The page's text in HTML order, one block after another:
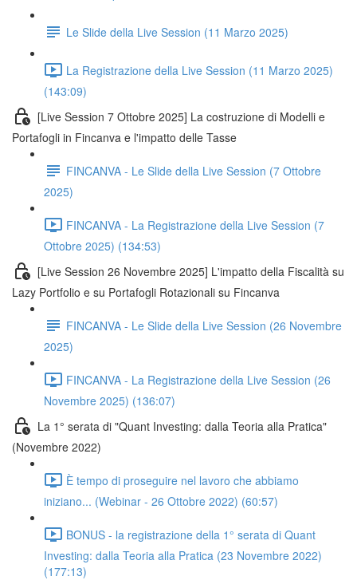
Le Slide della Live Session (11 Marzo 2025)
La Registrazione della Live Session (11 Marzo 2025)
(143:09)
[Live Session 7 Ottobre 2025] La costruzione di Modelli e
Portafogli in Fincanva e l'impatto delle Tasse
FINCANVA - Le Slide della Live Session (7 Ottobre
2025)
FINCANVA - La Registrazione della Live Session (7
Ottobre 2025) (134:53)
[Live Session 26 Novembre 2025] L'impatto della Fiscalità su
Lazy Portfolio e su Portafogli Rotazionali su Fincanva
FINCANVA - Le Slide della Live Session (26 Novembre
2025)
FINCANVA - La Registrazione della Live Session (26
Novembre 2025) (136:07)
La 1° serata di "Quant Investing: dalla Teoria alla Pratica"
(Novembre 2022)
È tempo di proseguire nel lavoro che abbiamo
iniziano... (Webinar - 26 Ottobre 2022) (60:57)
BONUS - la registrazione della 1° serata di Quant
Investing: dalla Teoria alla Pratica (23 Novembre 2022)
(177:13)